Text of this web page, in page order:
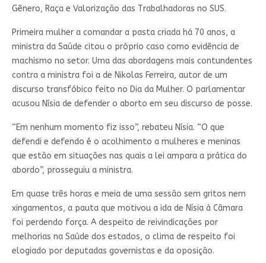
Gênero, Raça e Valorização das Trabalhadoras no SUS.
Primeira mulher a comandar a pasta criada há 70 anos, a
ministra da Saúde citou o próprio caso como evidência de
machismo no setor. Uma das abordagens mais contundentes
contra a ministra foi a de Nikolas Ferreira, autor de um
discurso transfóbico feito no Dia da Mulher. O parlamentar
acusou Nísia de defender o aborto em seu discurso de posse.
“Em nenhum momento fiz isso”, rebateu Nísia. “O que
defendi e defendo é o acolhimento a mulheres e meninas
que estão em situações nas quais a lei ampara a prática do
abordo”, prosseguiu a ministra.
Em quase três horas e meia de uma sessão sem gritos nem
xingamentos, a pauta que motivou a ida de Nísia à Câmara
foi perdendo força. A despeito de reivindicações por
melhorias na Saúde dos estados, o clima de respeito foi
elogiado por deputadas governistas e da oposição.